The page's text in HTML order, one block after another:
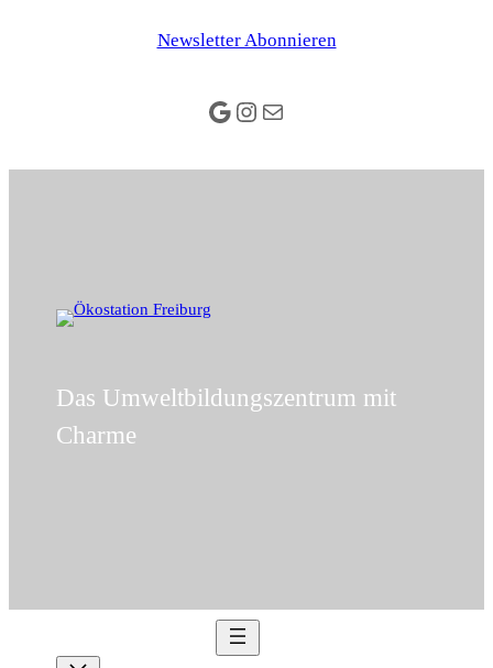
Newsletter Abonnieren
Google
Instagram
E-Mail
Das Umweltbildungszentrum mit
Charme